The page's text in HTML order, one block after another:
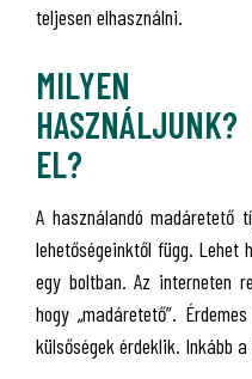
teljesen elhasználni.
MILYEN
EL?
A használandó madáretető
lehetőségeinktől függ. Lehet
egy boltban. Az interneten
hogy „madáretető”.
külsőségek érdeklik. Inkább